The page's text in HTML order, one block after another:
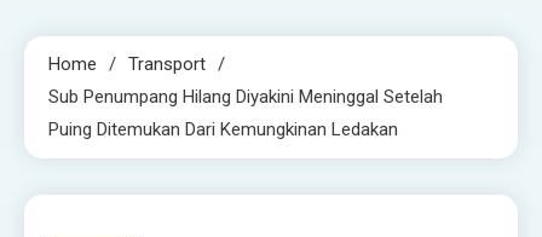
Home
Transport
Sub Penumpang Hilang Diyakini Meninggal Setelah
Puing Ditemukan Dari Kemungkinan Ledakan